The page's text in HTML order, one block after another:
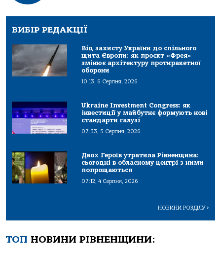
ВИБІР РЕДАКЦІЇ
Від захисту України до спільного
щита Європи: як проєкт «Фрея»
змінює архітектуру протиракетної
оборони
10:13, 6 Серпня, 2026
Ukraine Investment Congress: як
інвестиції у майбутнє формують нові
стандарти галузі
07:33, 5 Серпня, 2026
Двох Героїв утратила Рівненщина:
сьогодні в обласному центрі з ними
попрощаються
07:12, 4 Серпня, 2026
НОВИНИ РОЗДІЛУ>
ТОП НОВИНИ РІВНЕНЩИНИ: